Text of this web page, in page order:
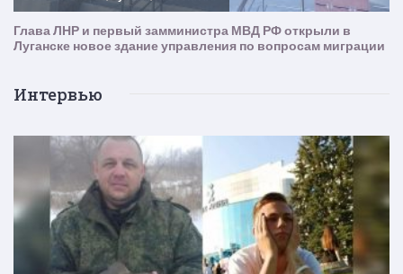
Интервью